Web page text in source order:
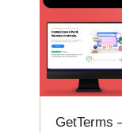
GetTerms